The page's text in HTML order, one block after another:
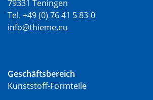
79331 Teningen
Tel. +49 (0) 76 41 5 83-0
info@thieme.eu
Geschäftsbereich
Kunststoff-Formteile